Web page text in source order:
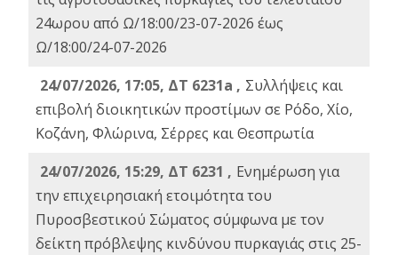
24ωρου από Ω/18:00/23-07-2026 έως
Ω/18:00/24-07-2026
24/07/2026, 17:05, ΔΤ 6231a , Συλλήψεις και
επιβολή διοικητικών προστίμων σε Ρόδο, Χίο,
Κοζάνη, Φλώρινα, Σέρρες και Θεσπρωτία
24/07/2026, 15:29, ΔΤ 6231 , Ενημέρωση για
την επιχειρησιακή ετοιμότητα του
Πυροσβεστικού Σώματος σύμφωνα με τον
δείκτη πρόβλεψης κινδύνου πυρκαγιάς στις 25-